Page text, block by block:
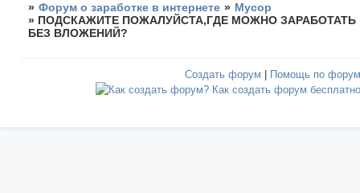
» Форум о заработке в интернете » Мусор
» ПОДСКАЖИТЕ ПОЖАЛУЙСТА,ГДЕ МОЖНО ЗАРАБОТАТЬ
БЕЗ ВЛОЖЕНИЙ?
Создать форум | Помощь по